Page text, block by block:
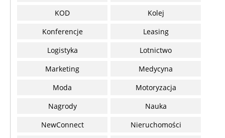
KOD
Kolej
Konferencje
Leasing
Logistyka
Lotnictwo
Marketing
Medycyna
Moda
Motoryzacja
Nagrody
Nauka
NewConnect
Nieruchomości